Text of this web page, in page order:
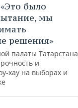
было
мы
решения»
палаты Татарстана
и
хау на выборах и